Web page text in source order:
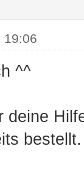
19:06
^^
deine
bestellt.